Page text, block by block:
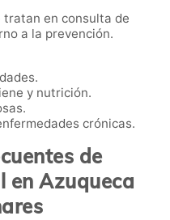
tratan en consulta de
a la prevención.
y nutrición.
crónicas.
de
en Azuqueca